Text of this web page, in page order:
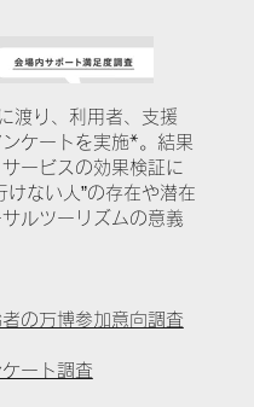
渡り、利用者、支援
ケートを実施*。結果
ービスの効果検証に
けない人”の存在や潜在
ルツーリズムの意義
の万博参加意向調査
ート調査